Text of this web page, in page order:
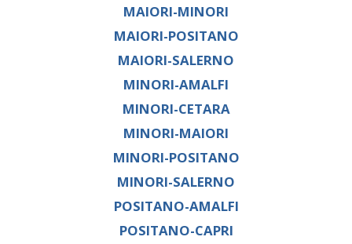
MAIORI-MINORI
MAIORI-POSITANO
MAIORI-SALERNO
MINORI-AMALFI
MINORI-CETARA
MINORI-MAIORI
MINORI-POSITANO
MINORI-SALERNO
POSITANO-AMALFI
POSITANO-CAPRI